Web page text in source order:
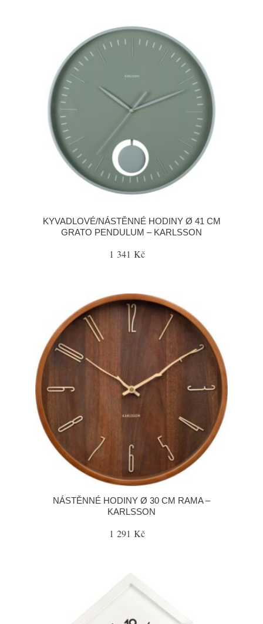
KYVADLOVÉ/NÁSTĚNNÉ HODINY Ø 41 CM
GRATO PENDULUM – KARLSSON
1 341 Kč
NÁSTĚNNÉ HODINY Ø 30 CM RAMA –
KARLSSON
1 291 Kč